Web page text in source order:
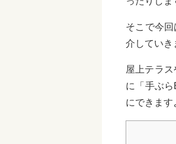
そこで今
介していき
屋上テラ
に「手ぶ
にできます